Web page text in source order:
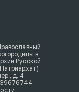
в
Русской
д. 4